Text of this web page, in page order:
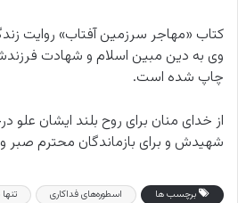
کتاب «مهاجر سرزمین آفتاب» روایت
وی به دین مبین اسلام و شهادت
چاپ شده است.
از خدای منان برای روح بلند ایشان علو
شهیدش و برای بازماندگان محترم صبر و
برچسب ها اسطوره‌های فداکاری